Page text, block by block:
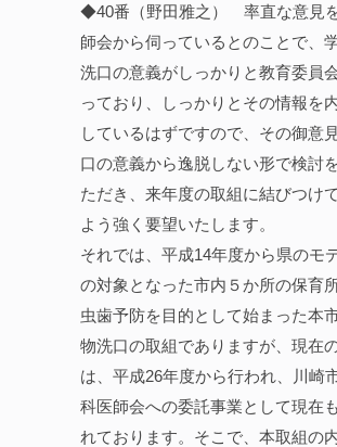
◆40番（野田雅之） 率直な意見
師会から伺っているとのことで、
洗口の意義がしっかりと教育委員
っており、しっかりとその情報を
しているはずですので、その御意
口の意義から逸脱しない形で検討
ただき、来年度の取組に結びつけ
よう強く要望いたします。
それでは、平成14年度から県のモ
の対象となった市内５か所の保育
虫歯予防を目的として始まった本
物洗口の取組でありますが、現在
は、平成26年度から行われ、川崎
科医師会への委託事業として現在
れております。そこで、本取組の